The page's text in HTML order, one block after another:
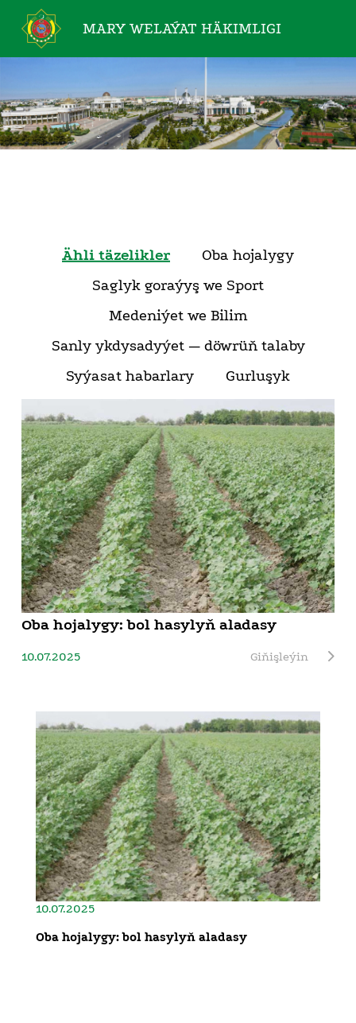
MARY WELAÝAT HÄKIMLIGI
Ähli täzelikler
Oba hojalygy
Saglyk goraýyş we Sport
Medeniýet we Bilim
Sanly ykdysadyýet — döwrüň talaby
Syýasat habarlary
Gurluşyk
Oba hojalygy: bol hasylyň aladasy
10.07.2025 Giňişleýin
10.07.2025
Oba hojalygy: bol hasylyň aladasy